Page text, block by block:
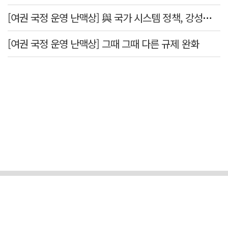
[여권 국정 운영 난맥상] 與 국가 시스템 정책, 강성층 결집에 의존
[여권 국정 운영 난맥상] 그때 그때 다른 규제 완화